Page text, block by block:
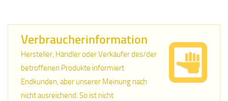
Verbraucherinformation
Hersteller, Händler oder Verkäufer des/der
betroffenen Produkte informiert
Endkunden, aber unserer Meinung nach
nicht ausreichend. So ist nicht